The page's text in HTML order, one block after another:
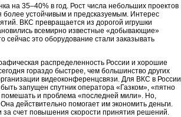
на 35–40% в год. Рост числа небольших проектов
более устойчивым и предсказуемым. Интерес
ВКС превращается из дорогой игрушки
всемирно известные «добывающие»
это оборудование стали заказывать
распределенность России и хорошие
гораздо быстрее, чем большинство других
видеоконференцсвязи. Для ВКС в России
запущен спутник оператора «Газком», «пятно
помешать и проблема «последней мили». Но,
действительно помогает им экономить деньги.
за счет повышения скорости принятия решений.